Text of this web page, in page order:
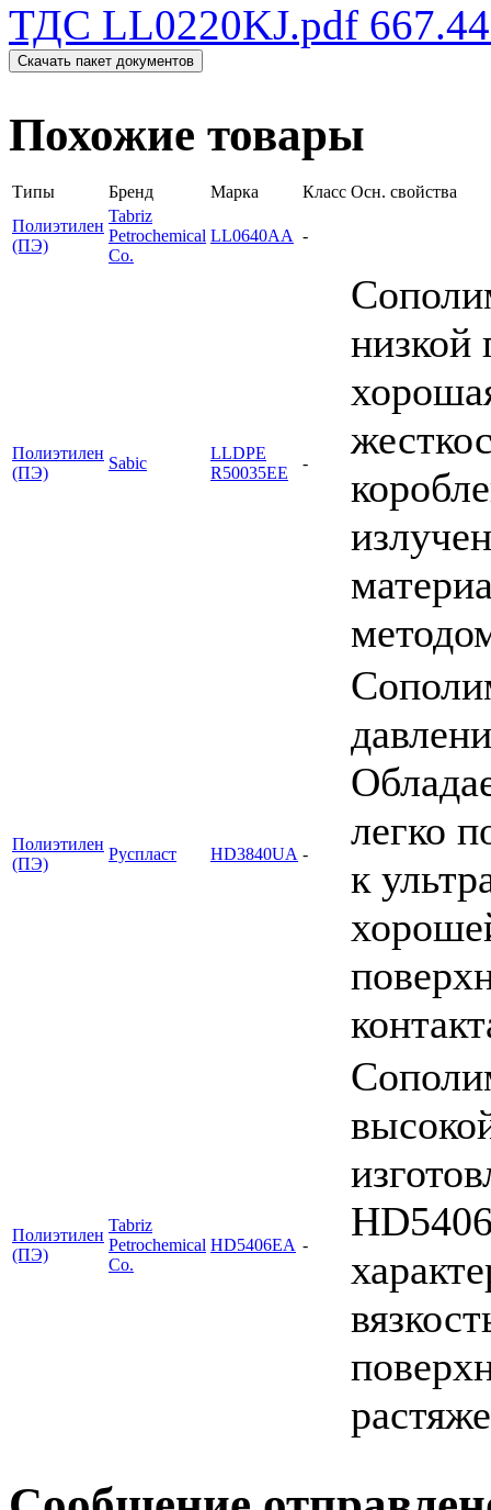
ТДС LL0220KJ.pdf
Скачать пакет документов
Похожие товары
Типы Бренд Марка Класс Осн. свойства
Полиэтилен
(ПЭ)
Tabriz
Petrochemical
Co.
LL0640AA -
Полиэтилен
(ПЭ)
Sabic
LLDPE
R50035EE
-
низкой
Полиэтилен
(ПЭ)
Руспласт HD3840UA -
легко
к
Полиэтилен
(ПЭ)
Tabriz
Petrochemical
Co.
HD5406EA -